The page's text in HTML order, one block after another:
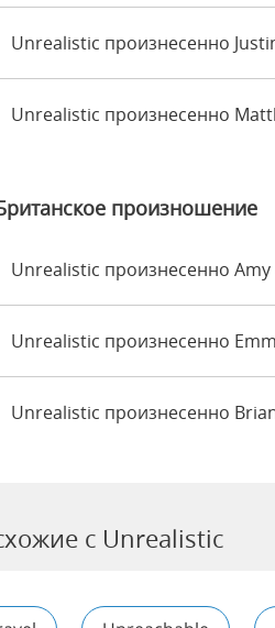
Unrealistic произнесенно
Unrealistic произнесенно
произношение
Unrealistic произнесенно Amy
Unrealistic произнесенно
Unrealistic произнесенно
с Unrealistic